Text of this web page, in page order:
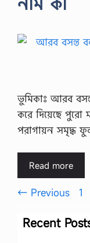
ভুমিকাঃ আরব
করে দিয়েছে পুরো
পরাগায়ন সমৃদ্ধ
Read more
← Previous 1
Recent